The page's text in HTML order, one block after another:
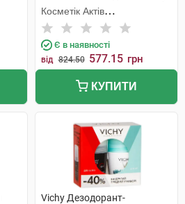
2х50 мл 1 набір
Косметік Актів
Інтернаціональ
Є в наявності
від 824.50 577.15 грн
КУПИТИ
Vichy Дезодорант-